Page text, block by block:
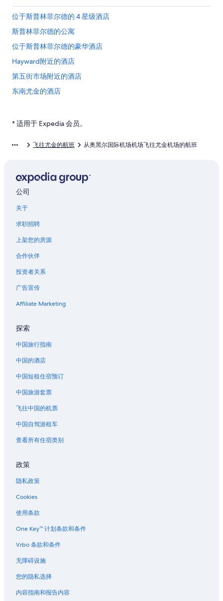
位于斯普林菲尔德的 4 星级酒店
斯普林菲尔德的公寓
位于斯普林菲尔德的豪华酒店
Hayward附近的酒店
第五街市场附近的酒店
东南尤金的酒店
切希尔的家庭旅馆
哈里斯堡的酒店
尤金的民宿
尤金的家庭旅馆
位于尤金的Best Western酒店
位于尤金的精品酒店
尤金的酒店
尤金的汽车旅馆
尤金站的家庭旅馆
尤金站附近的酒店
位于尤金市中心的浪漫酒店
埃尔迈拉的酒店
* 适用于 Expedia 会员。
飞往尤金的航班 从奥黑尔国际机场机场飞往尤金机场的航班
公司
关于
求职招聘
上架您的房源
合作伙伴
投资者关系
广告宣传
Affiliate Marketing
探索
中国旅行指南
中国的酒店
中国短租住宿预订
中国旅游套票
飞往中国的机票
中国自驾游租车
查看所有住宿类别
政策
隐私政策
Cookies
使用条款
One Key™ 计划条款和条件
Vrbo 条款和条件
无障碍设施
您的隐私选择
内容指南和报告内容